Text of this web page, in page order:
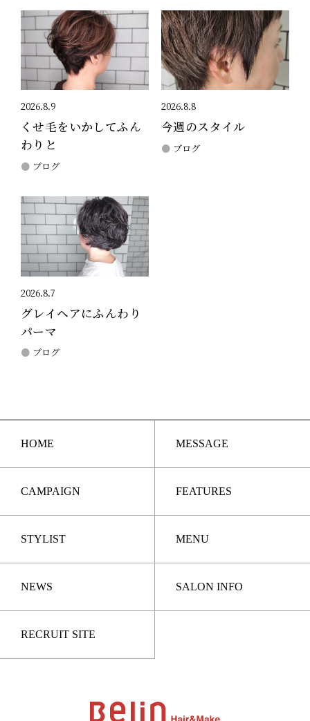
2026.8.9
くせ毛をいかしてふん
わりと
ブログ
2026.8.8
今週のスタイル
ブログ
2026.8.7
グレイヘアにふんわり
パーマ
ブログ
HOME MESSAGE
CAMPAIGN FEATURES
STYLIST MENU
NEWS SALON INFO
RECRUIT SITE